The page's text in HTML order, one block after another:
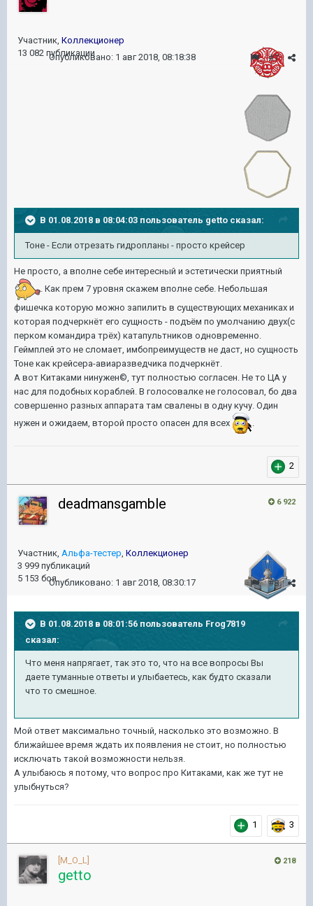
Участник, Коллекционер
13 082 публикации
#7
Опубликовано: 1 авг 2018, 08:18:38
В 01.08.2018 в 08:04:03 пользователь getto сказал:
Тоне - Если отрезать гидропланы - просто крейсер
Не просто, а вполне себе интересный и эстетически приятный
. Как прем 7 уровня скажем вполне себе. Небольшая
фишечка которую можно запилить в существующих механиках и
которая подчеркнёт его сущность - подъём по умолчанию двух(с
перком командира трёх) катапультников одновременно.
Геймплей это не сломает, имбопреимуществ не даст, но сущность
Тоне как крейсера-авиаразведчика подчеркнёт.
А вот Китаками нинужен©, тут полностью согласен. Не то ЦА у
нас для подобных кораблей. В голосовалке не голосовал, бо два
совершенно разных аппарата там свалены в одну кучу. Один
нужен и ожидаем, второй просто опасен для всех
.
2
6 922
deadmansgamble
Участник, Альфа-тестер, Коллекционер
3 999 публикаций
5 153 боя
#8
Опубликовано: 1 авг 2018, 08:30:17
В 01.08.2018 в 08:01:56 пользователь Frog7819
сказал:
Что меня напрягает, так это то, что на все вопросы Вы
даете туманные ответы и улыбаетесь, как будто сказали
что то смешное.
Мой ответ максимально точный, насколько это возможно. В
ближайшее время ждать их появления не стоит, но полностью
исключать такой возможности нельзя.
А улыбаюсь я потому, что вопрос про Китаками, как же тут не
улыбнуться?
1 3
218
[M_O_L]
getto